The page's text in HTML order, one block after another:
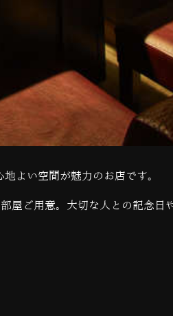
よい空間が魅力のお店です。
部屋ご用意。大切な人との記念日